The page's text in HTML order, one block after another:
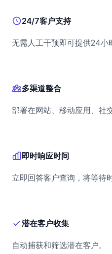
24/7客户支持
无需人工干预即可提供24小
多渠道整合
部署在网站、移动应用、社
即时响应时间
立即回答客户查询，将等待
潜在客户收集
自动捕获和筛选潜在客户。